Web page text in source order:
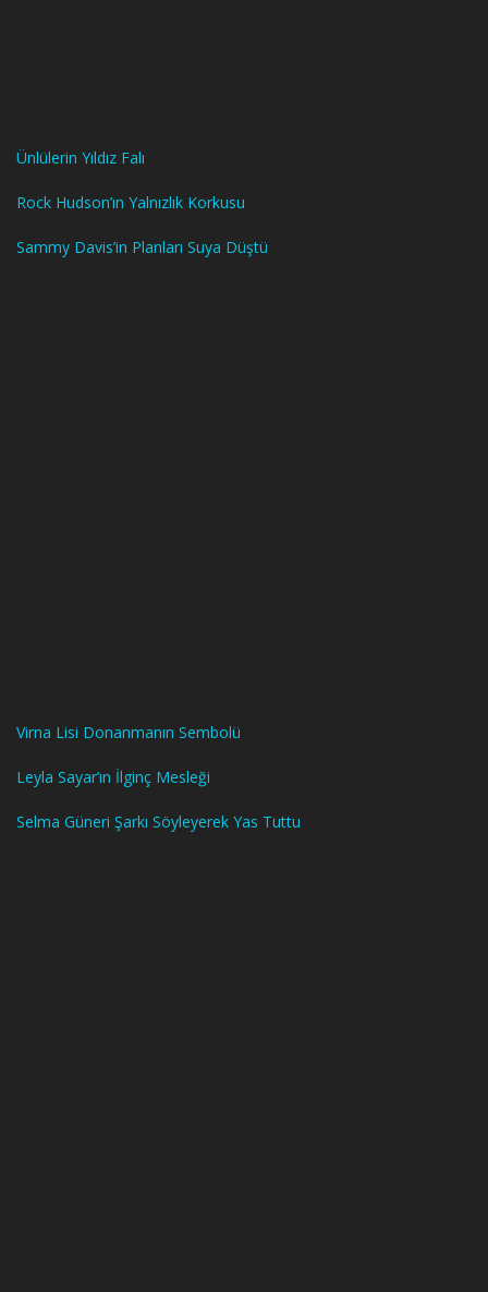
Ünlülerin Yıldız Falı
Rock Hudson’ın Yalnızlık Korkusu
Sammy Davis’in Planları Suya Düştü
Virna Lisi Donanmanın Sembolü
Leyla Sayar’ın İlginç Mesleği
Selma Güneri Şarkı Söyleyerek Yas Tuttu